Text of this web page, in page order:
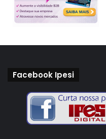
Facebook Ipesi